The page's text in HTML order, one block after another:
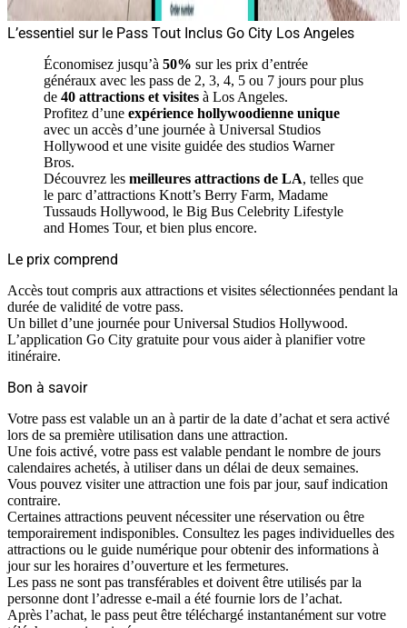
L’essentiel sur le Pass Tout Inclus Go City Los Angeles
Économisez jusqu’à 50% sur les prix d’entrée
généraux avec les pass de 2, 3, 4, 5 ou 7 jours pour plus
de 40 attractions et visites à Los Angeles.
Profitez d’une expérience hollywoodienne unique
avec un accès d’une journée à Universal Studios
Hollywood et une visite guidée des studios Warner
Bros.
Découvrez les meilleures attractions de LA, telles que
le parc d’attractions Knott’s Berry Farm, Madame
Tussauds Hollywood, le Big Bus Celebrity Lifestyle
and Homes Tour, et bien plus encore.
Le prix comprend
Accès tout compris aux attractions et visites sélectionnées pendant la
durée de validité de votre pass.
Un billet d’une journée pour Universal Studios Hollywood.
L’application Go City gratuite pour vous aider à planifier votre
itinéraire.
Bon à savoir
Votre pass est valable un an à partir de la date d’achat et sera activé
lors de sa première utilisation dans une attraction.
Une fois activé, votre pass est valable pendant le nombre de jours
calendaires achetés, à utiliser dans un délai de deux semaines.
Vous pouvez visiter une attraction une fois par jour, sauf indication
contraire.
Certaines attractions peuvent nécessiter une réservation ou être
temporairement indisponibles. Consultez les pages individuelles des
attractions ou le guide numérique pour obtenir des informations à
jour sur les horaires d’ouverture et les fermetures.
Les pass ne sont pas transférables et doivent être utilisés par la
personne dont l’adresse e-mail a été fournie lors de l’achat.
Après l’achat, le pass peut être téléchargé instantanément sur votre